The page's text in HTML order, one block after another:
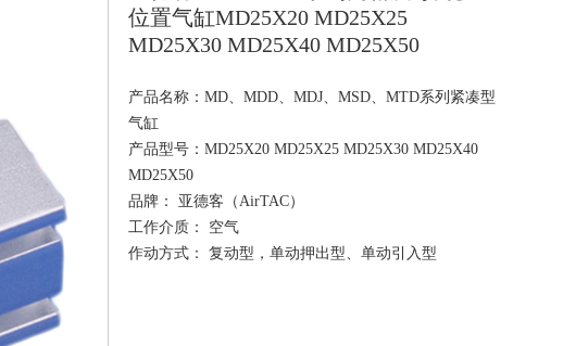
位置气缸MD25X20 MD25X25
MD25X30 MD25X40 MD25X50
产品名称：MD、MDD、MDJ、MSD、MTD系列紧凑型
气缸
产品型号：MD25X20 MD25X25 MD25X30 MD25X40
MD25X50
品牌： 亚德客（AirTAC）
工作介质： 空气